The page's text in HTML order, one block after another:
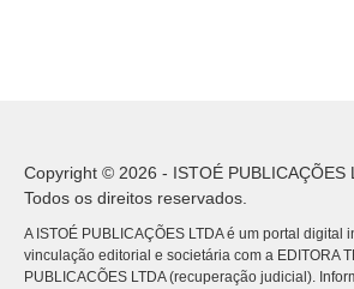
Copyright © 2026 - ISTOÉ PUBLICAÇÕES
Todos os direitos reservados.
A ISTOÉ PUBLICAÇÕES LTDA é um portal digital
vinculação editorial e societária com a EDITORA
PUBLICACÕES LTDA (recuperação judicial).